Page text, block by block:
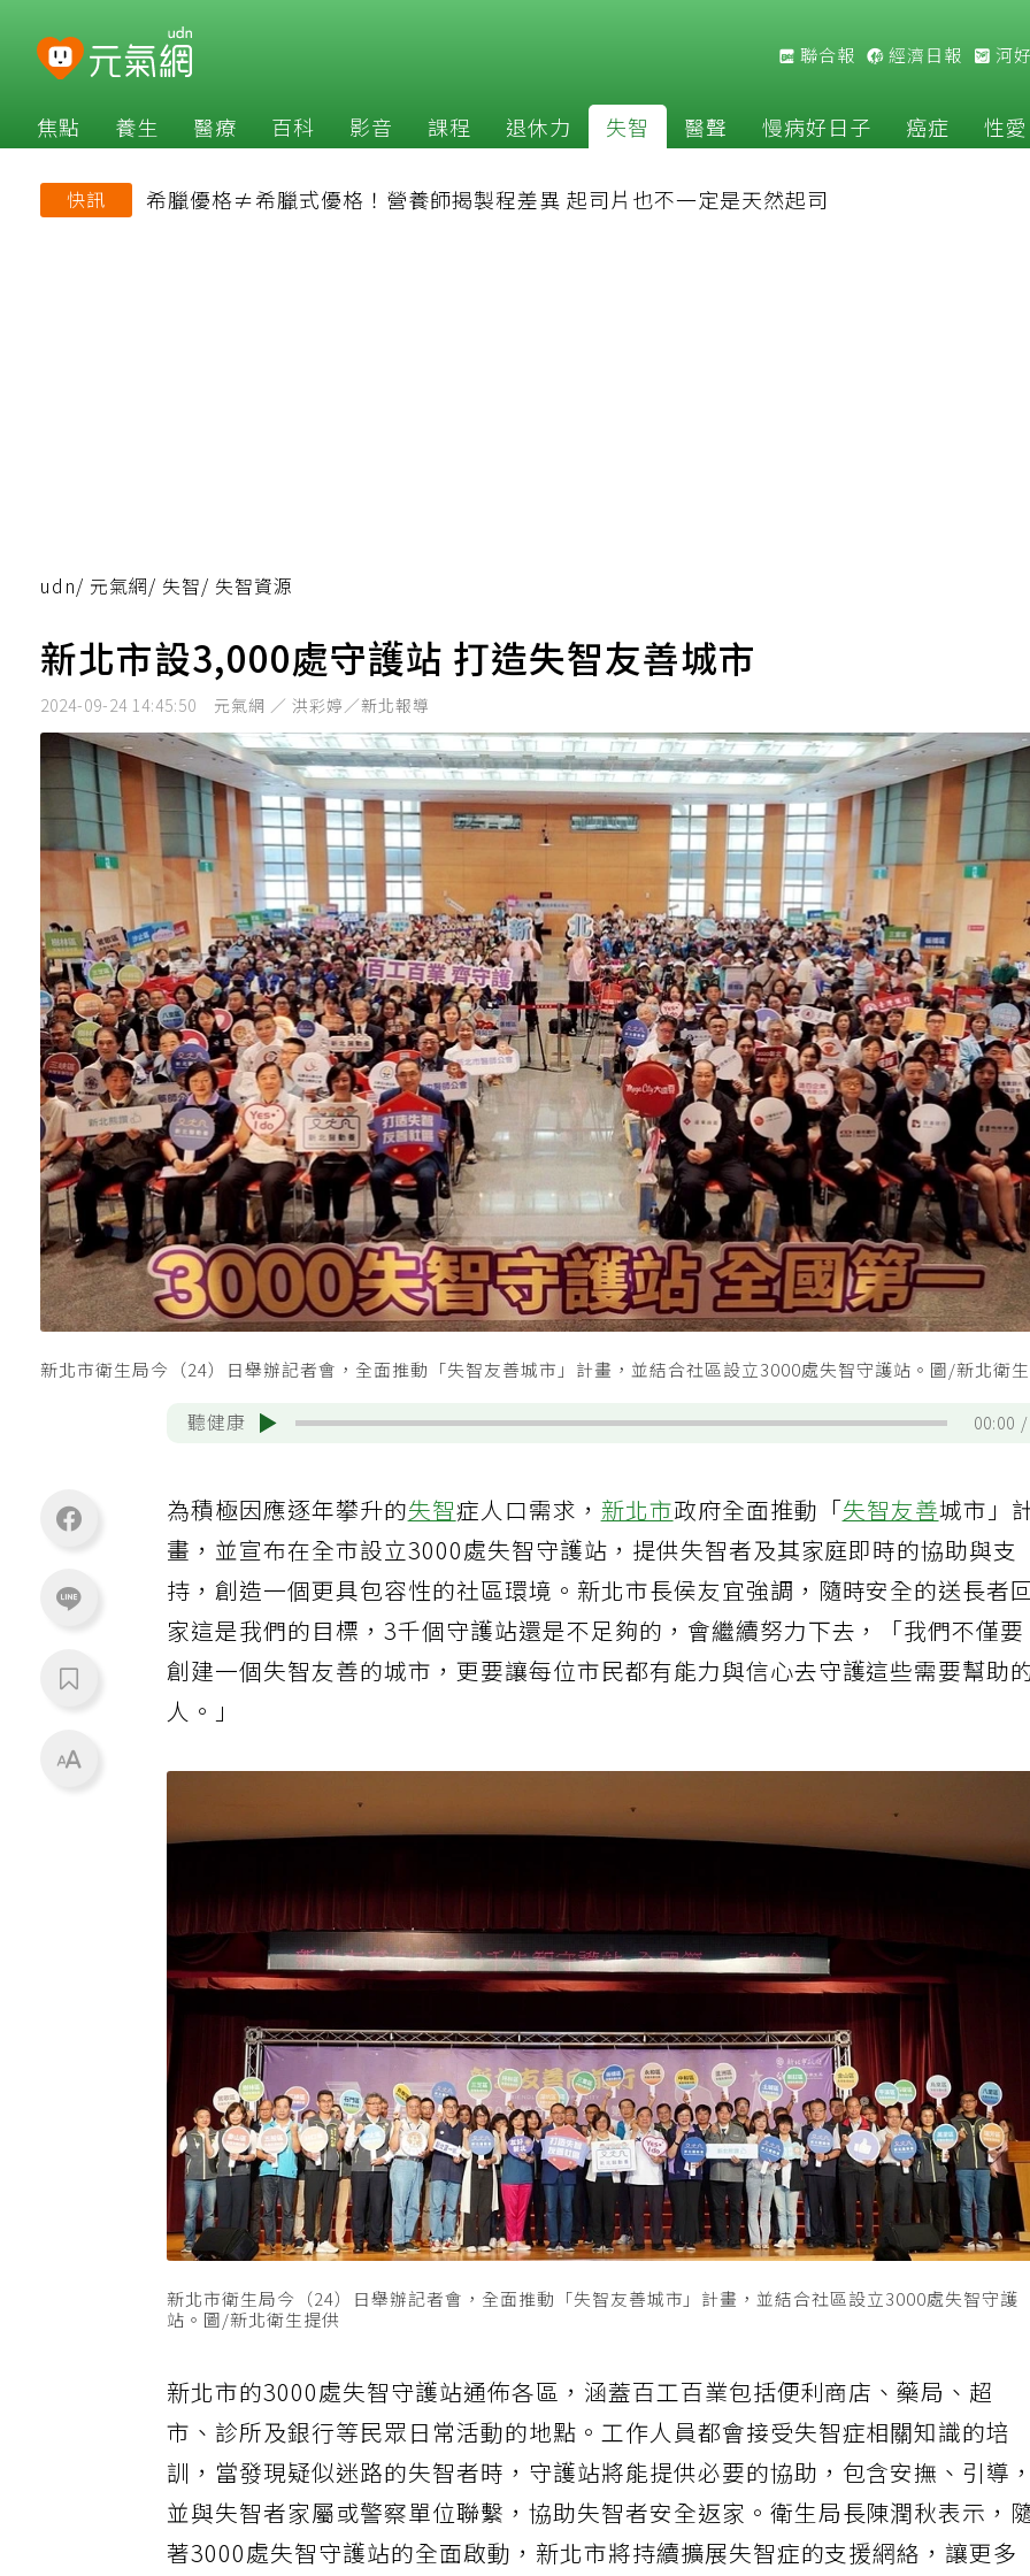
聯合報 經濟日報 河
焦點 養生 醫療 百科 影音 課程 退休力 失智 醫聲 慢病好日子 癌症 性愛
快訊 希臘優格≠希臘式優格！營養師揭製程差異 起司片也不一定是天然起司
udn/ 元氣網/ 失智/ 失智資源
新北市設3,000處守護站 打造失智友善城市
2024-09-24 14:45:50 元氣網 ／ 洪彩婷／新北報導
新北市衛生局今（24）日舉辦記者會，全面推動「失智友善城市」計畫，並結合社區設立3000處失智守護站。圖/新北衛
聽健康 00:00
為積極因應逐年攀升的失智症人口需求，新北市政府全面推動「失智友善城市」
畫，並宣布在全市設立3000處失智守護站，提供失智者及其家庭即時的協助與支
持，創造一個更具包容性的社區環境。新北市長侯友宜強調，隨時安全的送長者
家這是我們的目標，3千個守護站還是不足夠的，會繼續努力下去，「我們不僅要
創建一個失智友善的城市，更要讓每位市民都有能力與信心去守護這些需要幫助
人。」
新北市衛生局今（24）日舉辦記者會，全面推動「失智友善城市」計畫，並結合社區設立3000處失智守護
站。圖/新北衛生提供
新北市的3000處失智守護站通佈各區，涵蓋百工百業包括便利商店、藥局、超
市、診所及銀行等民眾日常活動的地點。工作人員都會接受失智症相關知識的培
訓，當發現疑似迷路的失智者時，守護站將能提供必要的協助，包含安撫、引導
並與失智者家屬或警察單位聯繫，協助失智者安全返家。衛生局長陳潤秋表示，
著3000處失智守護站的全面啟動，新北市將持續擴展失智症的支援網絡，讓更多